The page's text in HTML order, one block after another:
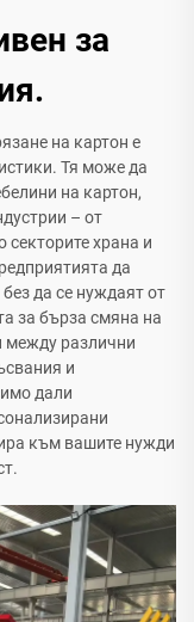
за
на картон е
Тя може да
на картон,
– от
секторите храна и
да
да се нуждаят от
за бърза смяна на
между различни
и
дали
към вашите нужди